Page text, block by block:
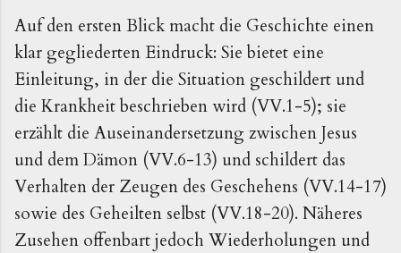
Auf den ersten Blick macht die Geschichte einen
klar gegliederten Eindruck: Sie bietet eine
Einleitung, in der die Situation geschildert und
die Krankheit beschrieben wird (VV.1-5); sie
erzählt die Auseinandersetzung zwischen Jesus
und dem Dämon (VV.6-13) und schildert das
Verhalten der Zeugen des Geschehens (VV.14-17)
sowie des Geheilten selbst (VV.18-20). Näheres
Zusehen offenbart jedoch Wiederholungen und